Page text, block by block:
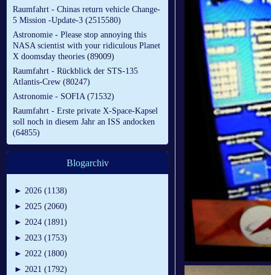
Raumfahrt - Chinas return vehicle Change-
5 Mission -Update-3 (2515580)
Astronomie - Please stop annoying this
NASA scientist with your ridiculous Planet
X doomsday theories (89009)
Raumfahrt - Rückblick der STS-135
Atlantis-Crew (80247)
Astronomie - SOFIA (71532)
Raumfahrt - Erste private X-Space-Kapsel
soll noch in diesem Jahr an ISS andocken
(64855)
Blogarchiv
► 2026 (1138)
► 2025 (2060)
► 2024 (1891)
► 2023 (1753)
► 2022 (1800)
► 2021 (1792)